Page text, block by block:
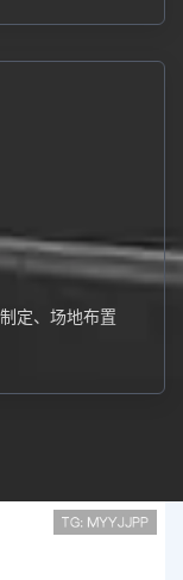
定、场地布置
定、场地布置及